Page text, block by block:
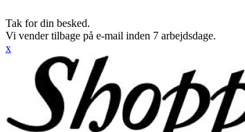
Tak for din besked.
Vi vender tilbage på e-mail inden 7 arbejdsdage.
x